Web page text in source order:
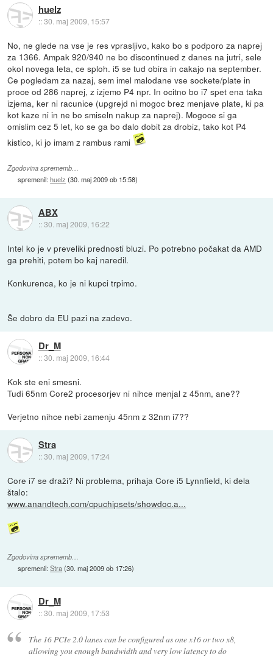
huelz
::30. maj 2009, 15:57
No, ne glede na vse je res vprasljivo, kako bo s podporo za naprej
za 1366. Ampak 920/940 ne bo discontinued z danes na jutri, sele
okol novega leta, ce sploh. i5 se tud obira in cakajo na september.
Ce pogledam za nazaj, sem imel malodane vse sockete/plate in
proce od 286 naprej, z izjemo P4 npr. In ocitno bo i7 spet ena taka
izjema, ker ni racunice (upgrejd ni mogoc brez menjave plate, ki pa
kot kaze ni in ne bo smiseln nakup za naprej). Mogoce si ga
omislim cez 5 let, ko se ga bo dalo dobit za drobiz, tako kot P4
kistico, ki jo imam z rambus rami
Zgodovina sprememb…
spremenil:huelz (30. maj 2009 ob 15:58)
ABX
::30. maj 2009, 16:22
Intel ko je v preveliki prednosti bluzi. Po potrebno počakat da AMD
ga prehiti, potem bo kaj naredil.
Konkurenca, ko je ni kupci trpimo.
Še dobro da EU pazi na zadevo.
Dr_M
::30. maj 2009, 16:44
Kok ste eni smesni.
Tudi 65nm Core2 procesorjev ni nihce menjal z 45nm, ane??
Verjetno nihce nebi zamenju 45nm z 32nm i7??
Stra
::30. maj 2009, 17:24
Core i7 se draži? Ni problema, prihaja Core i5 Lynnfield, ki dela
štalo:
www.anandtech.com/cpuchipsets/showdoc.a...
Zgodovina sprememb…
spremenil:Stra(30. maj 2009 ob 17:26)
Dr_M
::30. maj 2009, 17:53
The 16 PCIe 2.0 lanes can be configured as one x16 or two x8,
allowing you enough bandwidth and very low latency to do